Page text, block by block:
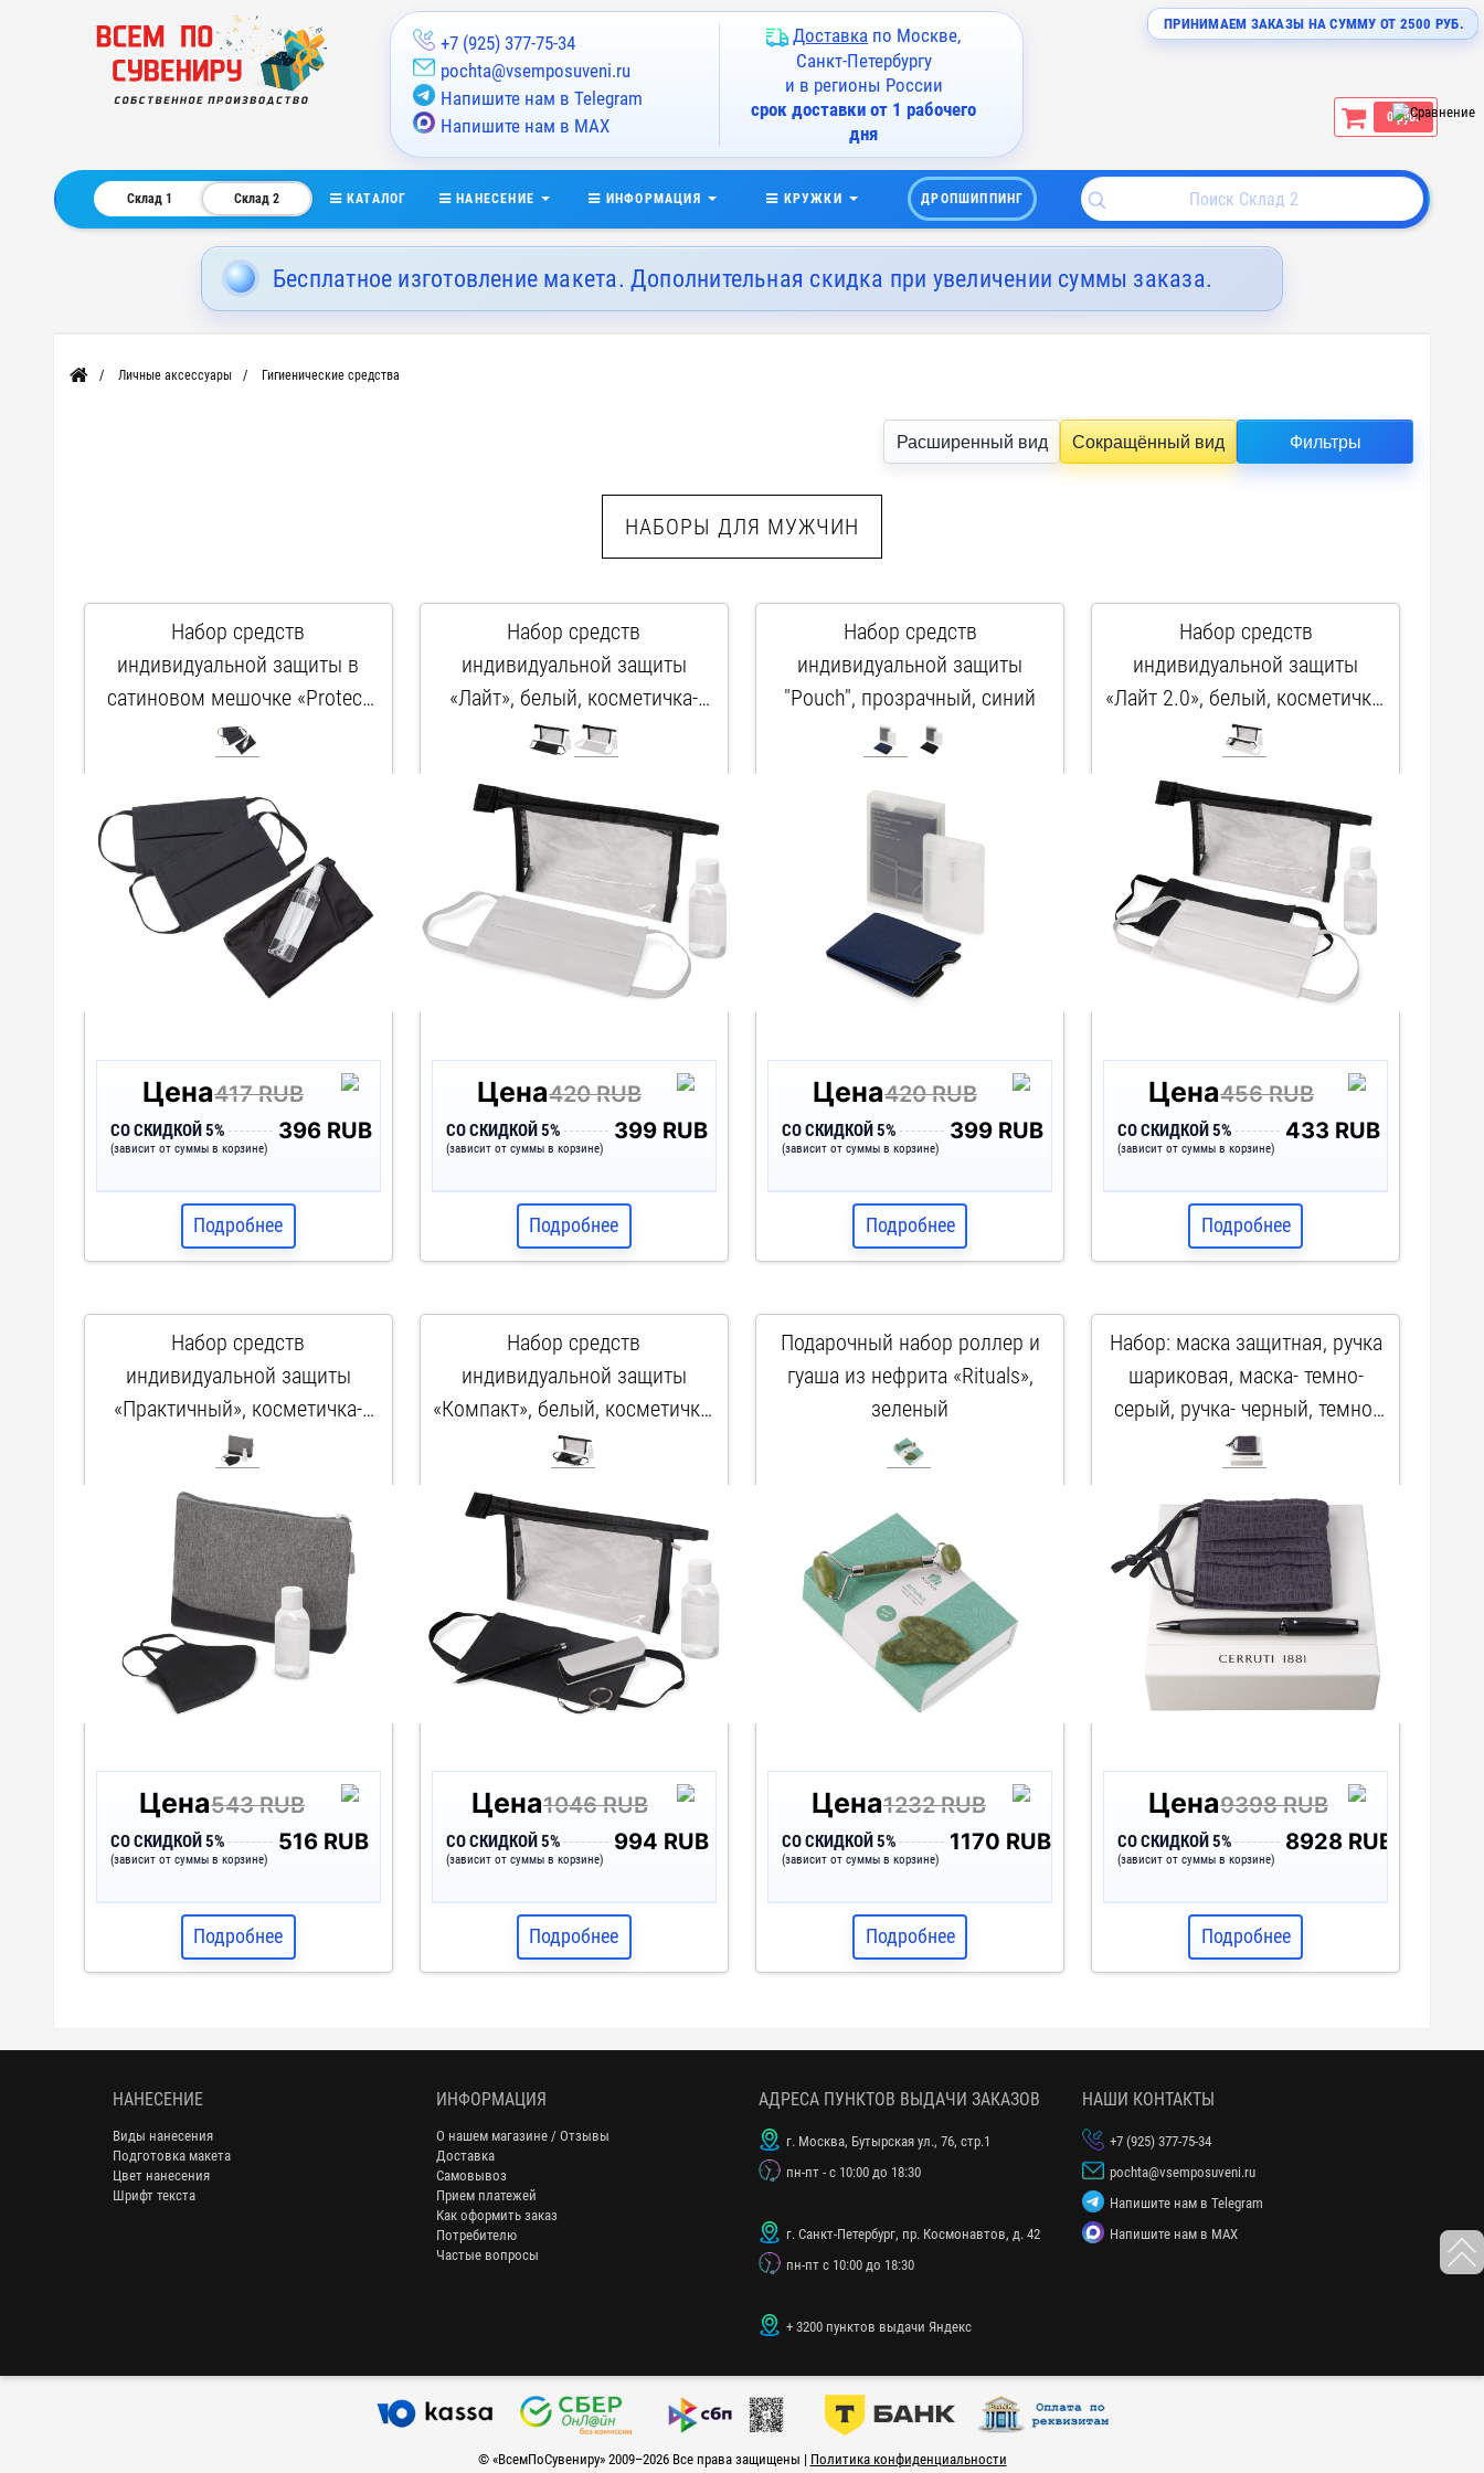
ПРИНИМАЕМ ЗАКАЗЫ НА СУММУ ОТ 2500 РУБ.
+7 (925) 377-75-34
pochta@vsemposuveni.ru
Напишите нам в Telegram
Напишите нам в MAX
Доставка по Москве,
Санкт-Петербургу
и в регионы России
срок доставки от 1 рабочего
дня
0 руб.
Склад 1 Склад 2 КАТАЛОГ НАНЕСЕНИЕ ИНФОРМАЦИЯ КРУЖКИ ДРОПШИППИНГ
Бесплатное изготовление макета. Дополнительная скидка при увеличении суммы заказа.
Главная Личные аксессуары Гигиенические средства
Расширенный вид Сокращённый вид Фильтры
НАБОРЫ ДЛЯ МУЖЧИН
Набор средств
индивидуальной защиты в
сатиновом мешочке «Protect
Plus», черный
арт. 112016.07
Цена417 RUB
СО СКИДКОЙ 5%
(зависит от суммы в корзине)
396 RUB
Подробнее
Набор средств
индивидуальной защиты
«Лайт», белый, косметичка-
прозрачный/черный, маска-
белый, прозрачный
арт. 112007
Цена420 RUB
СО СКИДКОЙ 5%
(зависит от суммы в корзине)
399 RUB
Подробнее
Набор средств
индивидуальной защиты
"Pouch", прозрачный, синий
арт. 112017.02
Цена420 RUB
СО СКИДКОЙ 5%
(зависит от суммы в корзине)
399 RUB
Подробнее
Набор средств
индивидуальной защиты
«Лайт 2.0», белый, косметичка-
прозрачный/черный, маски-
белый, прозрачный
арт. 112005
Цена456 RUB
СО СКИДКОЙ 5%
(зависит от суммы в корзине)
433 RUB
Подробнее
Набор средств
индивидуальной защиты
«Практичный», косметичка-
серый/черный, маска- черный,
антисептик- прозрачный,
серый
арт. 112000
Цена543 RUB
СО СКИДКОЙ 5%
(зависит от суммы в корзине)
516 RUB
Подробнее
Набор средств
индивидуальной защиты
«Компакт», белый, косметичка-
прозрачный/черный, маска-
черный, зарядное устройство-
белый/черный, ручка- черный,
прозрачный
арт. 112008
Цена1046 RUB
СО СКИДКОЙ 5%
(зависит от суммы в корзине)
994 RUB
Подробнее
Подарочный набор роллер и
гуаша из нефрита «Rituals»,
зеленый
арт. 118201
Цена1232 RUB
СО СКИДКОЙ 5%
(зависит от суммы в корзине)
1170 RUB
Подробнее
Набор: маска защитная, ручка
шариковая, маска- темно-
серый, ручка- черный, темно-
серый, черный
арт. NPBF145D
Цена9398 RUB
СО СКИДКОЙ 5%
(зависит от суммы в корзине)
8928 RUB
Подробнее
НАНЕСЕНИЕ
Виды нанесения
Подготовка макета
Цвет нанесения
Шрифт текста
ИНФОРМАЦИЯ
О нашем магазине / Отзывы
Доставка
Самовывоз
Прием платежей
Как оформить заказ
Потребителю
Частые вопросы
АДРЕСА ПУНКТОВ ВЫДАЧИ ЗАКАЗОВ
г. Москва, Бутырская ул., 76, стр.1
пн-пт - с 10:00 до 18:30
г. Санкт-Петербург, пр. Космонавтов, д. 42
пн-пт с 10:00 до 18:30
+ 3200 пунктов выдачи Яндекс
НАШИ КОНТАКТЫ
+7 (925) 377-75-34
pochta@vsemposuveni.ru
Напишите нам в Telegram
Напишите нам в MAX
© «ВсемПоСувениру» 2009–2026 Все права защищены | Политика конфиденциальности